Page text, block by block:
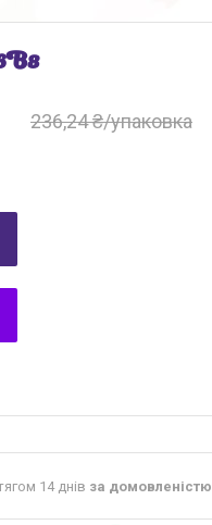
236,24 ₴/упаковка
14 днів за домовленістю